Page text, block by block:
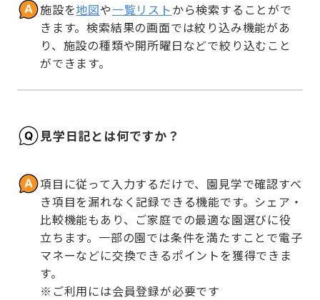
施設を地図や一覧リストから検索することがで
きます。検索結果の画面では絞り込み機能があ
り、施設の種類や開所曜日などで絞り込むこと
ができます。
見学日記とは何ですか？
項目に従って入力するだけで、園見学で確認すべ
き項目を漏れなく記録できる機能です。シェア・
比較機能もあり、ご家庭での最適な園選びに役
立ちます。一部の園では条件を満たすことで電子
マネーなどに交換できるポイントを獲得できま
す。
※ご利用には会員登録が必要です